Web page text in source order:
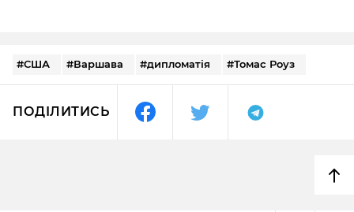
#США #Варшава #дипломатія #Томас Роуз
ПОДІЛИТИСЬ